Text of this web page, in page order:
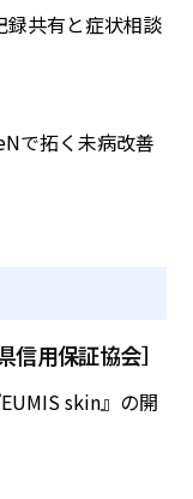
録共有と症状相談
で拓く未病改善
用保証協会］
skin』の開